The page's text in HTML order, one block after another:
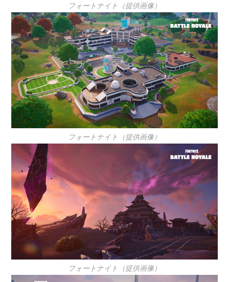
フォートナイト（提供画像）
フォートナイト（提供画像）
フォートナイト（提供画像）